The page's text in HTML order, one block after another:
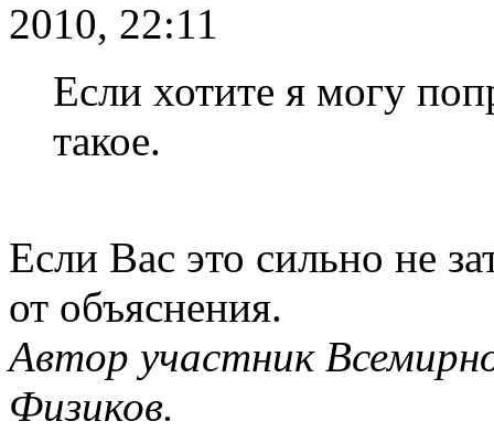
2010, 22:11
Если хотите я могу
такое.
Если Вас это сильно не
от объяснения.
Автор участник
Физиков.